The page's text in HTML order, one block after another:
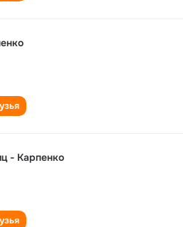
- Карпенко